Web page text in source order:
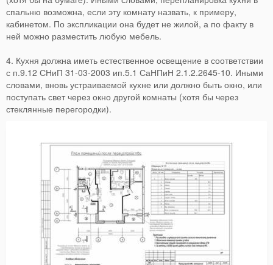
спальню возможна, если эту комнату назвать, к примеру,
кабинетом. По экспликации она будет не жилой, а по факту в
ней можно разместить любую мебель.
4. Кухня должна иметь естественное освещение в соответствии
с п.9.12 СНиП 31-03-2003 ип.5.1 СаНПиН 2.1.2.2645-10. Иными
словами, вновь устраиваемой кухне или должно быть окно, или
поступать свет через окно другой комнаты (хотя бы через
стеклянные перегородки).